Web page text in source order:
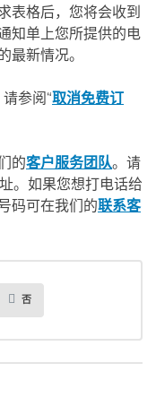
表格后，您将会收到
知单上您所提供的电
新情况。
参阅“取消免费订
的客户服务团队。请
。如果您想打电话给
码可在我们的联系客
否